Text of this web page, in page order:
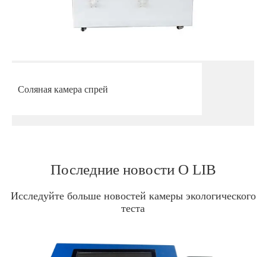
Соляная камера спрей
Последние новости О LIB
Исследуйте больше новостей камеры экологического
теста